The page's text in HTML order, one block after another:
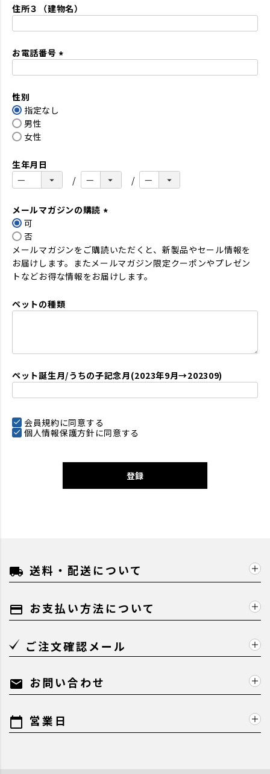
須
住所３（建物名）
お電話番号
性別
指定なし
男性
女性
生年月日
メールマガジンの購読
須
)
可
否
メールマガジンをご購読いただくと、新製品やセール情報を
お届けします。またメールマガジン限定クーポンやプレゼン
トなどお得な情報をお届けします。
ペットの種類
ペット誕生月/うちの子記念月(2023年9月→202309)
会員規約に同意する
個人情報保護方針 に同意する
登録
local_shipping 送料・配送について
payment お支払い方法について
ご注文確認メール
mail お問い合わせ
calendar_today 営業日